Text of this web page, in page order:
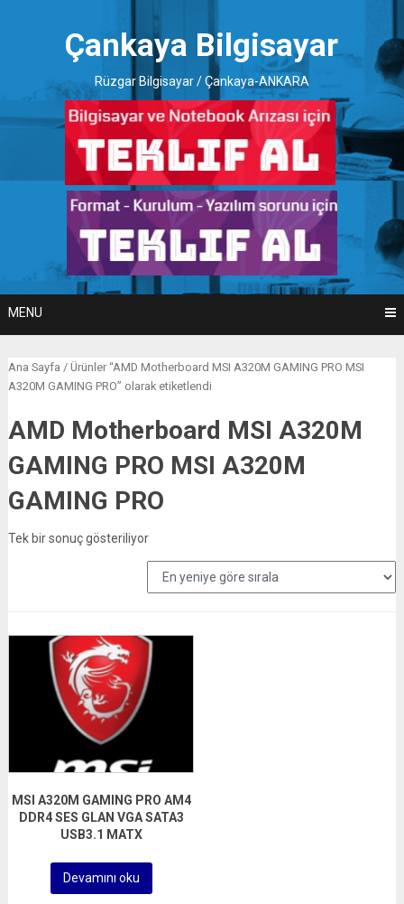
Çankaya Bilgisayar
Rüzgar Bilgisayar / Çankaya-ANKARA
MENU
Ana Sayfa / Ürünler “AMD Motherboard MSI A320M GAMING PRO MSI
A320M GAMING PRO” olarak etiketlendi
AMD Motherboard MSI A320M
GAMING PRO MSI A320M
GAMING PRO
Tek bir sonuç gösteriliyor
MSI A320M GAMING PRO AM4
DDR4 SES GLAN VGA SATA3
USB3.1 MATX
Devamını oku